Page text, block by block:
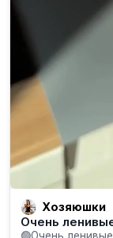
Хозяюшки
Очень
🟢Очень